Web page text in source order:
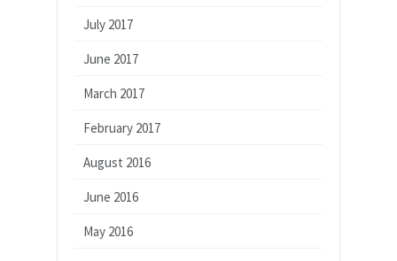
July 2017
June 2017
March 2017
February 2017
August 2016
June 2016
May 2016